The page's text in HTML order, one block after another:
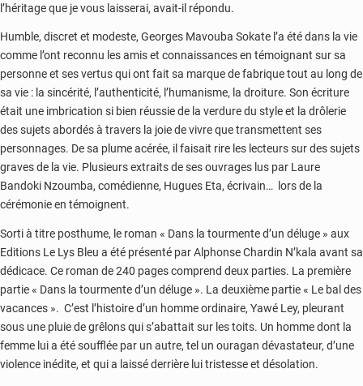
l’héritage que je vous laisserai, avait-il répondu.
Humble, discret et modeste, Georges Mavouba Sokate l’a été dans la vie
comme l’ont reconnu les amis et connaissances en témoignant sur sa
personne et ses vertus qui ont fait sa marque de fabrique tout au long de
sa vie : la sincérité, l’authenticité, l’humanisme, la droiture. Son écriture
était une imbrication si bien réussie de la verdure du style et la drôlerie
des sujets abordés à travers la joie de vivre que transmettent ses
personnages. De sa plume acérée, il faisait rire les lecteurs sur des sujets
graves de la vie. Plusieurs extraits de ses ouvrages lus par Laure
Bandoki Nzoumba, comédienne, Hugues Eta, écrivain… lors de la
cérémonie en témoignent.
Sorti à titre posthume, le roman « Dans la tourmente d’un déluge » aux
Editions Le Lys Bleu a été présenté par Alphonse Chardin N’kala avant sa
dédicace. Ce roman de 240 pages comprend deux parties. La première
partie « Dans la tourmente d’un déluge ». La deuxième partie « Le bal des
vacances ». C’est l’histoire d’un homme ordinaire, Yawé Ley, pleurant
sous une pluie de grêlons qui s’abattait sur les toits. Un homme dont la
femme lui a été soufflée par un autre, tel un ouragan dévastateur, d’une
violence inédite, et qui a laissé derrière lui tristesse et désolation.